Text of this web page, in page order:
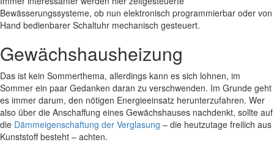
Bewässerungssysteme, ob nun elektronisch programmierbar oder von
Hand bedienbarer Schaltuhr mechanisch gesteuert.
Gewächshausheizung
Das ist kein Sommerthema, allerdings kann es sich lohnen, im
Sommer ein paar Gedanken daran zu verschwenden. Im Grunde geht
es immer darum, den nötigen Energieeinsatz herunterzufahren. Wer
also über die Anschaffung eines Gewächshauses nachdenkt, sollte auf
die Dämmeigenschaftung der Verglasung – die heutzutage freilich aus
Kunststoff besteht – achten.